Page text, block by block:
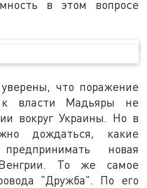
в этом вопросе
что поражение
власти Мадьяры не
вокруг Украины. Но в
дождаться, какие
новая
То же самое
"Дружба". По его